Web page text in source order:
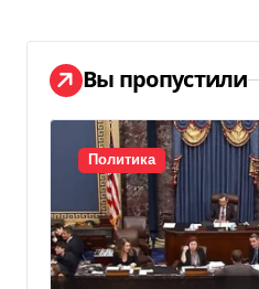
Вы пропустили
Политика